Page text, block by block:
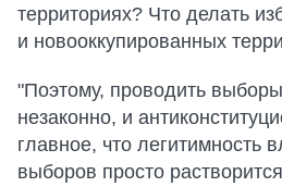
территориях? Что делать
и новооккупированных
"Поэтому, проводить
незаконно, и
главное, что легитимность
выборов просто